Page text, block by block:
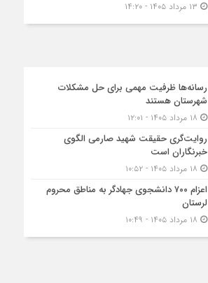
رسانه‌ها ظرفیت مهمی برای حل مشکلات
شهرستان هستند
روایت‌گری حقیقت شهید صارمی الگوی
خبرنگاران است
اعزام ۷۰۰ دانشجوی جهادگر به مناطق محروم
لرستان